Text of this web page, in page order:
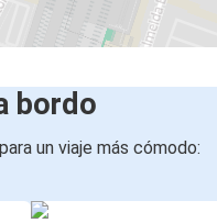
bordo
un viaje más cómodo: